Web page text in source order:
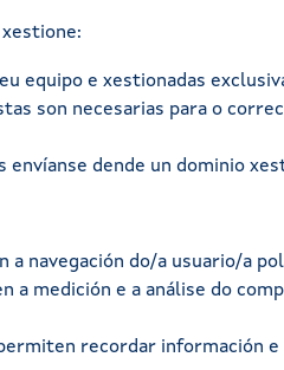
equipo e xestionadas
son necesarias para o
envíanse dende un dominio
a navegación do/a usuario/a
a medición e a análise do
recordar información